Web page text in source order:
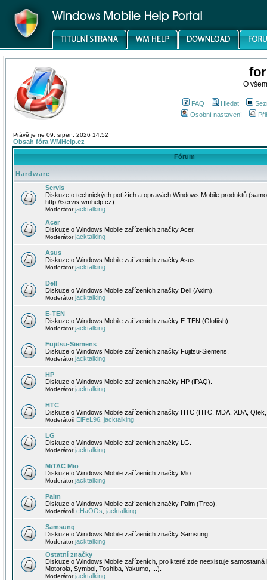
O
FAQ Hledat
Osobní nastavení
Právě je ne 09. srpen, 2026 14:52
Obsah fóra WMHelp.cz
Fórum
Hardware
Servis
Diskuze o technických potížích a opravách Windows Mobile produktů
http://servis.wmhelp.cz).
Moderátorjacktalking
Acer
Diskuze o Windows Mobile zařízeních značky Acer.
Moderátorjacktalking
Asus
Diskuze o Windows Mobile zařízeních značky Asus.
Moderátorjacktalking
Dell
Diskuze o Windows Mobile zařízeních značky Dell (Axim).
Moderátorjacktalking
E-TEN
Diskuze o Windows Mobile zařízeních značky E-TEN (Glofiish).
Moderátorjacktalking
Fujitsu-Siemens
Diskuze o Windows Mobile zařízeních značky Fujitsu-Siemens.
Moderátorjacktalking
HP
Diskuze o Windows Mobile zařízeních značky HP (iPAQ).
Moderátorjacktalking
HTC
Diskuze o Windows Mobile zařízeních značky HTC (HTC, MDA, XDA,
Moderátoři EiFeL96 jacktalking
LG
Diskuze o Windows Mobile zařízeních značky LG.
Moderátorjacktalking
MiTAC Mio
Diskuze o Windows Mobile zařízeních značky Mio.
Moderátorjacktalking
Palm
Diskuze o Windows Mobile zařízeních značky Palm (Treo).
Moderátoři cHaOOs jacktalking
Samsung
Diskuze o Windows Mobile zařízeních značky Samsung.
Moderátorjacktalking
Ostatní značky
Diskuze o Windows Mobile zařízeních, pro které zde neexistuje
Motorola, Symbol, Toshiba, Yakumo, ...).
Moderátorjacktalking